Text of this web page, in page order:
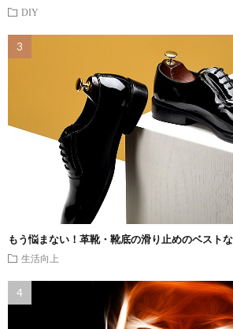
DIY
もう悩まない！革靴・靴底の滑り止めのベスト
生活向上